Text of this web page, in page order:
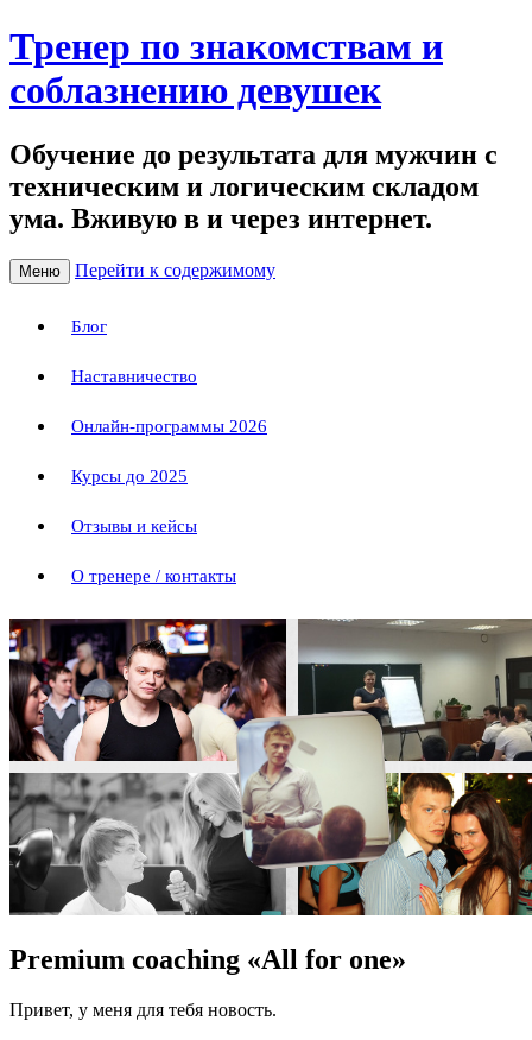
Тренер по знакомствам и
соблазнению девушек
Обучение до результата для мужчин с
техническим и логическим складом
ума. Вживую в и через интернет.
Меню Перейти к содержимому
Блог
Наставничество
Онлайн-программы 2026
Курсы до 2025
Отзывы и кейсы
О тренере / контакты
Premium coaching «All for one»
Привет, у меня для тебя новость.